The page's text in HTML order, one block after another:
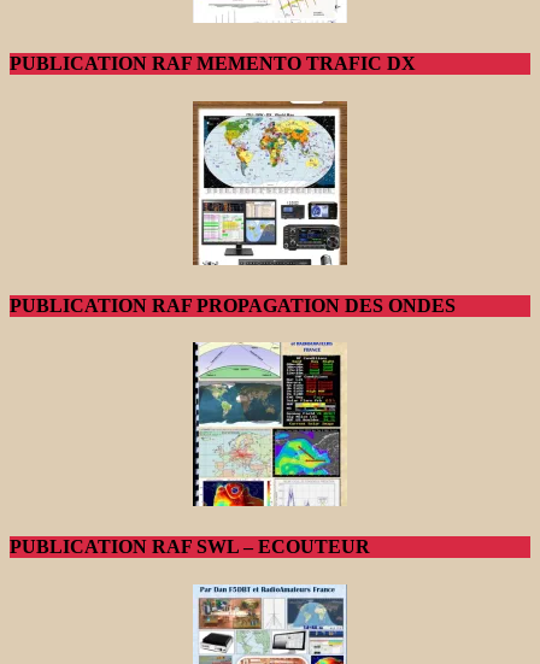
PUBLICATION RAF MEMENTO TRAFIC DX
PUBLICATION RAF PROPAGATION DES ONDES
PUBLICATION RAF SWL – ECOUTEUR